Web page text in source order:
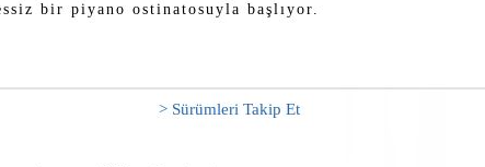
bir piyano ostinatosuyla başlıyor.
> Sürümleri Takip Et